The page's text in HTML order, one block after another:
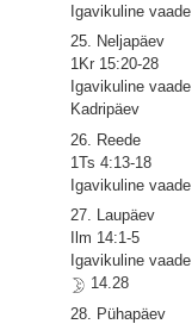
Igavikuline vaade
25. Neljapäev
1Kr 15:20-28
Igavikuline vaade
Kadripäev
26. Reede
1Ts 4:13-18
Igavikuline vaade
27. Laupäev
Ilm 14:1-5
Igavikuline vaade
14.28
28. Pühapäev